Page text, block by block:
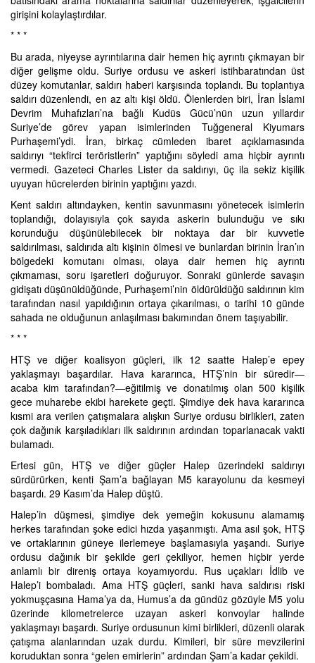
girişini kolaylaştırdılar.
* * *
Bu arada, niyeyse ayrıntılarına dair hemen hiç ayrıntı çıkmayan bir
diğer gelişme oldu. Suriye ordusu ve askeri istihbaratından üst
düzey komutanlar, saldırı haberi karşısında toplandı. Bu toplantıya
saldırı düzenlendi, en az altı kişi öldü. Ölenlerden biri, İran İslami
Devrim Muhafızları’na bağlı Kudüs Gücü’nün uzun yıllardır
Suriye’de görev yapan isimlerinden Tuğgeneral Kiyumars
Purhaşemi’ydi. İran, birkaç cümleden ibaret açıklamasında
saldırıyı “tekfirci teröristlerin” yaptığını söyledi ama hiçbir ayrıntı
vermedi. Gazeteci Charles Lister da saldırıyı, üç ila sekiz kişilik
uyuyan hücrelerden birinin yaptığını yazdı.
Kent saldırı altındayken, kentin savunmasını yönetecek isimlerin
toplandığı, dolayısıyla çok sayıda askerin bulunduğu ve sıkı
korunduğu düşünülebilecek bir noktaya dar bir kuvvetle
saldırılması, saldırıda altı kişinin ölmesi ve bunlardan birinin İran’ın
bölgedeki komutanı olması, olaya dair hemen hiç ayrıntı
çıkmaması, soru işaretleri doğuruyor. Sonraki günlerde savaşın
gidişatı düşünüldüğünde, Purhaşemi’nin öldürüldüğü saldırının kim
tarafından nasıl yapıldığının ortaya çıkarılması, o tarihi 10 günde
sahada ne olduğunun anlaşılması bakımından önem taşıyabilir.
* * *
HTŞ ve diğer koalisyon güçleri, ilk 12 saatte Halep’e epey
yaklaşmayı başardılar. Hava kararınca, HTŞ’nin bir süredir—
acaba kim tarafından?—eğitilmiş ve donatılmış olan 500 kişilik
gece muharebe ekibi harekete geçti. Şimdiye dek hava kararınca
kısmi ara verilen çatışmalara alışkın Suriye ordusu birlikleri, zaten
çok dağınık karşıladıkları ilk saldırının ardından toparlanacak vakti
bulamadı.
Ertesi gün, HTŞ ve diğer güçler Halep üzerindeki saldırıyı
sürdürürken, kenti Şam’a bağlayan M5 karayolunu da kesmeyi
başardı. 29 Kasım’da Halep düştü.
Halep’in düşmesi, şimdiye dek yemeğin kokusunu alamamış
herkes tarafından şoke edici hızda yaşanmıştı. Ama asıl şok, HTŞ
ve ortaklarının güneye ilerlemeye başlamasıyla yaşandı. Suriye
ordusu dağınık bir şekilde geri çekiliyor, hemen hiçbir yerde
anlamlı bir direniş ortaya koyamıyordu. Rus uçakları İdlib ve
Halep’i bombaladı. Ama HTŞ güçleri, sanki hava saldırısı riski
yokmuşçasına Hama’ya da, Humus’a da gündüz gözüyle M5 yolu
üzerinde kilometrelerce uzayan askeri konvoylar halinde
yaklaşmayı başardı. Suriye ordusunun kimi birlikleri, düzenli olarak
çatışma alanlarından uzak durdu. Kimileri, bir süre mevzilerini
koruduktan sonra “gelen emirlerin” ardından Şam’a kadar çekildi.